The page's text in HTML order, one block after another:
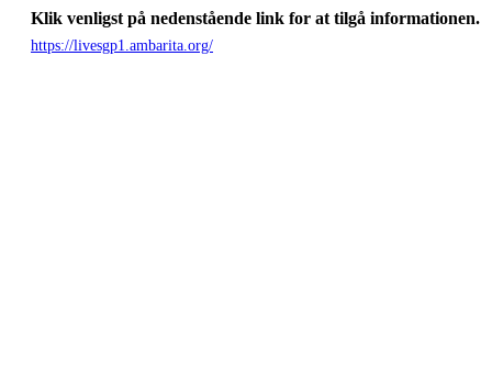
Klik venligst på nedenstående link for at tilgå informationen.
https://livesgp1.ambarita.org/